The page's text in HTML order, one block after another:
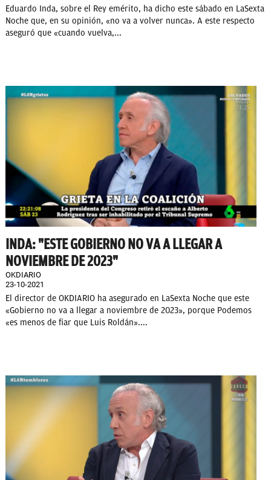
Eduardo Inda, sobre el Rey emérito, ha dicho este sábado en LaSexta
Noche que, en su opinión, «no va a volver nunca». A este respecto
aseguró que «cuando vuelva,...
INDA: "ESTE GOBIERNO NO VA A LLEGAR A
NOVIEMBRE DE 2023"
OKDIARIO
23-10-2021
El director de OKDIARIO ha asegurado en LaSexta Noche que este
«Gobierno no va a llegar a noviembre de 2023», porque Podemos
«es menos de fiar que Luis Roldán»....